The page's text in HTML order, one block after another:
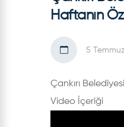
Haftanın
5
Çankırı
Video İçeriği